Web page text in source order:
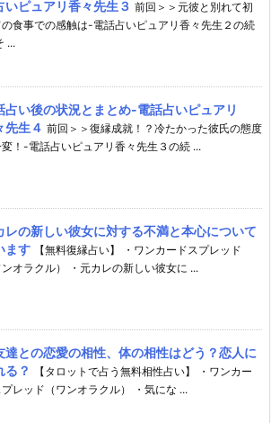
いピュアリ香々先生３ 前回＞＞元彼と別れて初
食事での感触は-電話占いピュアリ香々先生２の続
...
占い後の状況とまとめ-電話占いピュアリ
先生４ 前回＞＞復縁成就！？冷たかった彼氏の態度
！-電話占いピュアリ香々先生３の続 ...
レの新しい彼女に対する不満と本心について
ます
【無料復縁占い】 ・ワンカードスプレッド
ンオラクル） ・元カレの新しい彼女に ...
達との恋愛の相性、体の相性はどう？恋人に
る？
【タロットで占う無料相性占い】 ・ワンカー
プレッド（ワンオラクル） ・気にな ...